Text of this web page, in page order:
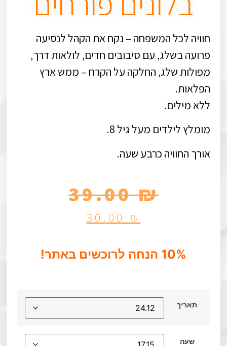
חוויה לכל המשפחה – נקח את הקהל לנסיעה
פרועה בשלג, עם סיבובים חדים, לולאות דרך,
מפולות שלג, החלקה על הקרח – ממש ארץ
הפלאות.
ללא מילים.
מומלץ לילדים מעל גיל 8.
אורך החוויה כרבע שעה.
39.00₪
30.00 ₪
10% הנחה לרוכשים באתר!
תאריך
שעה